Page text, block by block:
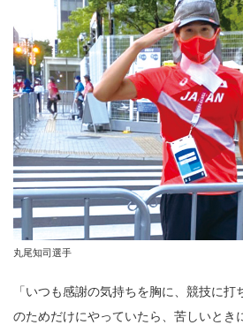
丸尾知司選手
「いつも感謝の気持ちを胸に、競技に
のためだけにやっていたら、苦しいとき